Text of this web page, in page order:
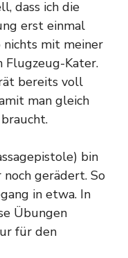
dass ich die
erst einmal
mit meiner
Flugzeug-Kater.
bereits voll
man gleich
bin
gerädert. So
in etwa. In
Übungen
für den